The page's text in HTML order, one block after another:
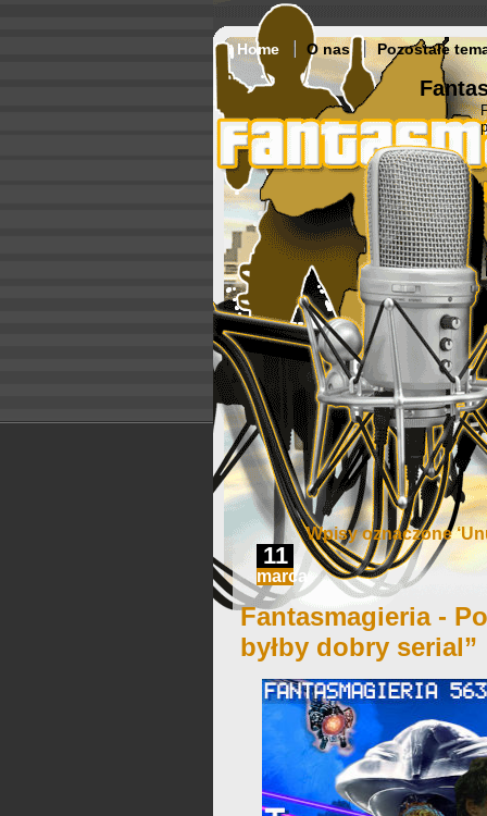
Home O nas Pozostałe
Wpisy oznaczone
11
marca
Fantasmagieria -
byłby dobry serial”